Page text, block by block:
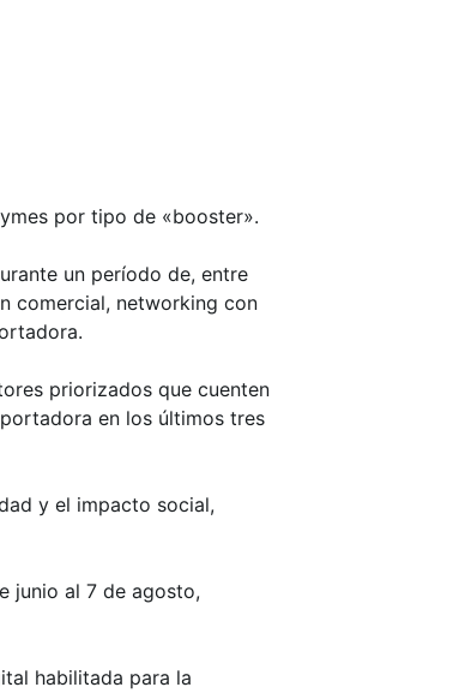
por tipo de «booster».
un período de, entre
comercial, networking con
priorizados que cuenten
en los últimos tres
y el impacto social,
junio al 7 de agosto,
habilitada para la